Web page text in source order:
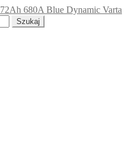
72Ah 680A Blue Dynamic Varta